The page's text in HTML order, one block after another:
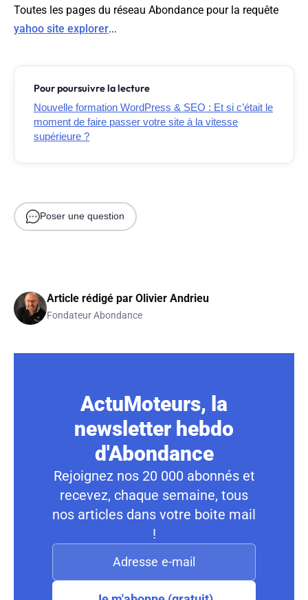
Toutes les pages du réseau Abondance pour la requête
yahoo site explorer...
Pour poursuivre la lecture
Nouvelle formation WordPress & SEO : Et si c’était le
moment de faire passer votre site à la vitesse
supérieure ?
Poser une question
Article rédigé par Olivier Andrieu
Fondateur Abondance
ActuMoteurs, la
newsletter hebdo
d'Abondance
Rejoignez nos 20 000 abonnés et
recevez, chaque semaine, tous
nos articles dans votre boite mail
!